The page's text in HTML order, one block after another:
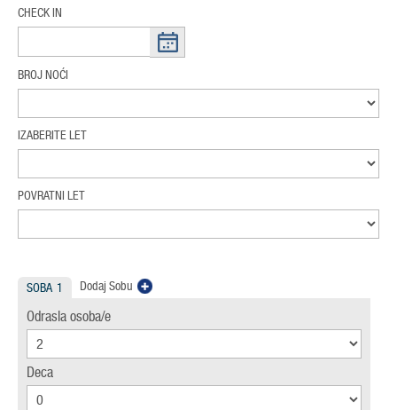
CHECK IN
BROJ NOĆI
IZABERITE LET
POVRATNI LET
SOBA 1 Dodaj Sobu
Odrasla osoba/e
Deca